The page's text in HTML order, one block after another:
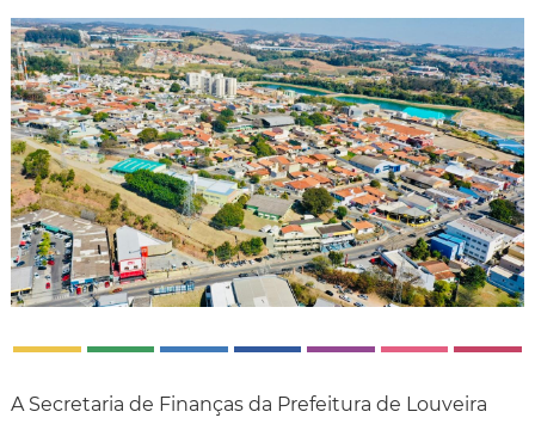
A Secretaria de Finanças da Prefeitura de Louveira